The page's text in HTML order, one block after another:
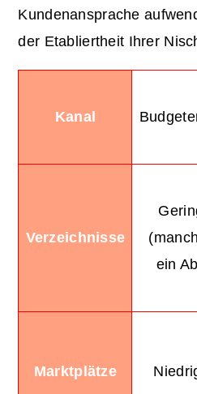
Kundenansprache
der Etabliertheit Ihrer
Kanal
Verzeichnisse
ein
Marktplätze